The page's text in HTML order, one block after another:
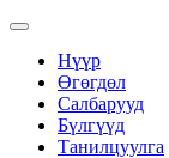
Нүүр
Өгөгдөл
Салбарууд
Бүлгүүд
Танилцуулга